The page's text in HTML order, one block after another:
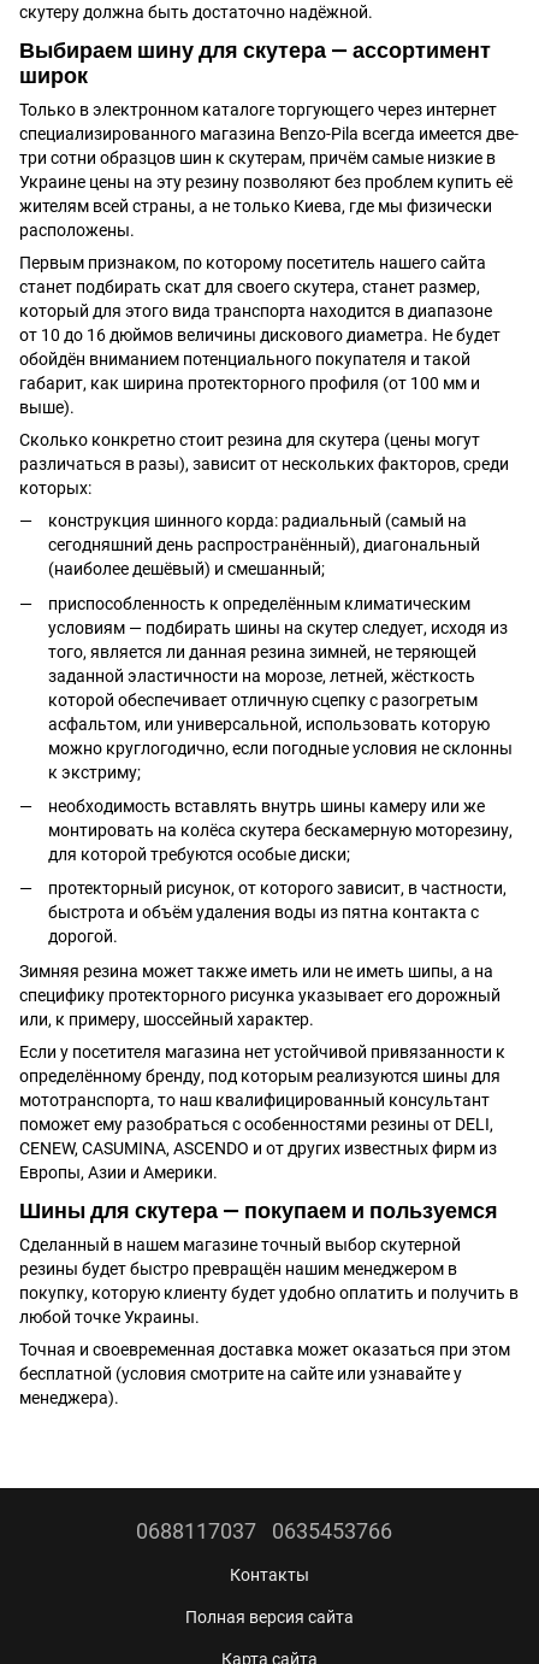
скутеру должна быть достаточно надёжной.
Выбираем шину для скутера — ассортимент
широк
Только в электронном каталоге торгующего через интернет
специализированного магазина Benzo-Pila всегда имеется две-
три сотни образцов шин к скутерам, причём самые низкие в
Украине цены на эту резину позволяют без проблем купить её
жителям всей страны, а не только Киева, где мы физически
расположены.
Первым признаком, по которому посетитель нашего сайта
станет подбирать скат для своего скутера, станет размер,
который для этого вида транспорта находится в диапазоне
от 10 до 16 дюймов величины дискового диаметра. Не будет
обойдён вниманием потенциального покупателя и такой
габарит, как ширина протекторного профиля (от 100 мм и
выше).
Сколько конкретно стоит резина для скутера (цены могут
различаться в разы), зависит от нескольких факторов, среди
которых:
конструкция шинного корда: радиальный (самый на
сегодняшний день распространённый), диагональный
(наиболее дешёвый) и смешанный;
приспособленность к определённым климатическим
условиям — подбирать шины на скутер следует, исходя из
того, является ли данная резина зимней, не теряющей
заданной эластичности на морозе, летней, жёсткость
которой обеспечивает отличную сцепку с разогретым
асфальтом, или универсальной, использовать которую
можно круглогодично, если погодные условия не склонны
к экстриму;
необходимость вставлять внутрь шины камеру или же
монтировать на колёса скутера бескамерную моторезину,
для которой требуются особые диски;
протекторный рисунок, от которого зависит, в частности,
быстрота и объём удаления воды из пятна контакта с
дорогой.
Зимняя резина может также иметь или не иметь шипы, а на
специфику протекторного рисунка указывает его дорожный
или, к примеру, шоссейный характер.
Если у посетителя магазина нет устойчивой привязанности к
определённому бренду, под которым реализуются шины для
мототранспорта, то наш квалифицированный консультант
поможет ему разобраться с особенностями резины от DELI,
CENEW, CASUMINA, ASCENDO и от других известных фирм из
Европы, Азии и Америки.
Шины для скутера — покупаем и пользуемся
Сделанный в нашем магазине точный выбор скутерной
резины будет быстро превращён нашим менеджером в
покупку, которую клиенту будет удобно оплатить и получить в
любой точке Украины.
Точная и своевременная доставка может оказаться при этом
бесплатной (условия смотрите на сайте или узнавайте у
менеджера).
0688117037 0635453766
Контакты
Полная версия сайта
Карта сайта